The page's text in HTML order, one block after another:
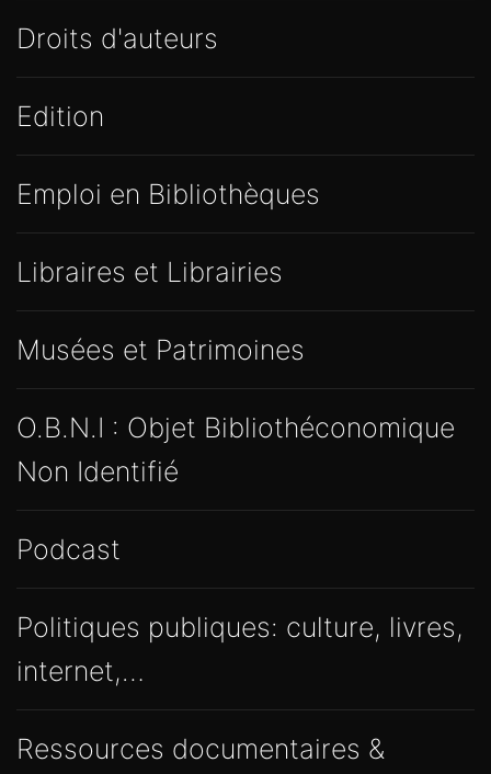
Droits d'auteurs
Edition
Emploi en Bibliothèques
Libraires et Librairies
Musées et Patrimoines
O.B.N.I : Objet Bibliothéconomique
Non Identifié
Podcast
Politiques publiques: culture, livres,
internet,…
Ressources documentaires &